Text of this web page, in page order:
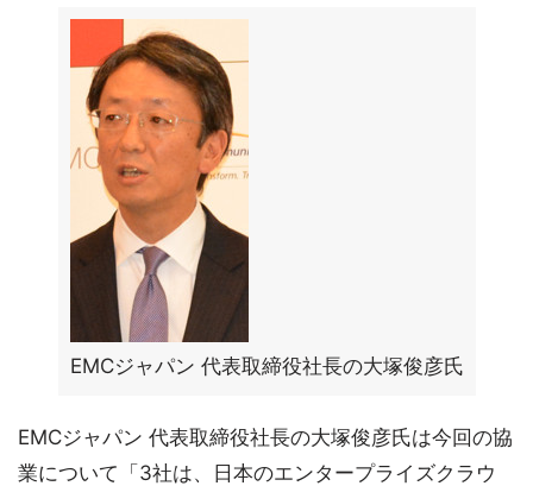
EMCジャパン 代表取締役社長の大塚俊彦氏
EMCジャパン 代表取締役社長の大塚俊彦氏は今回の協
業について「3社は、日本のエンタープライズクラウ